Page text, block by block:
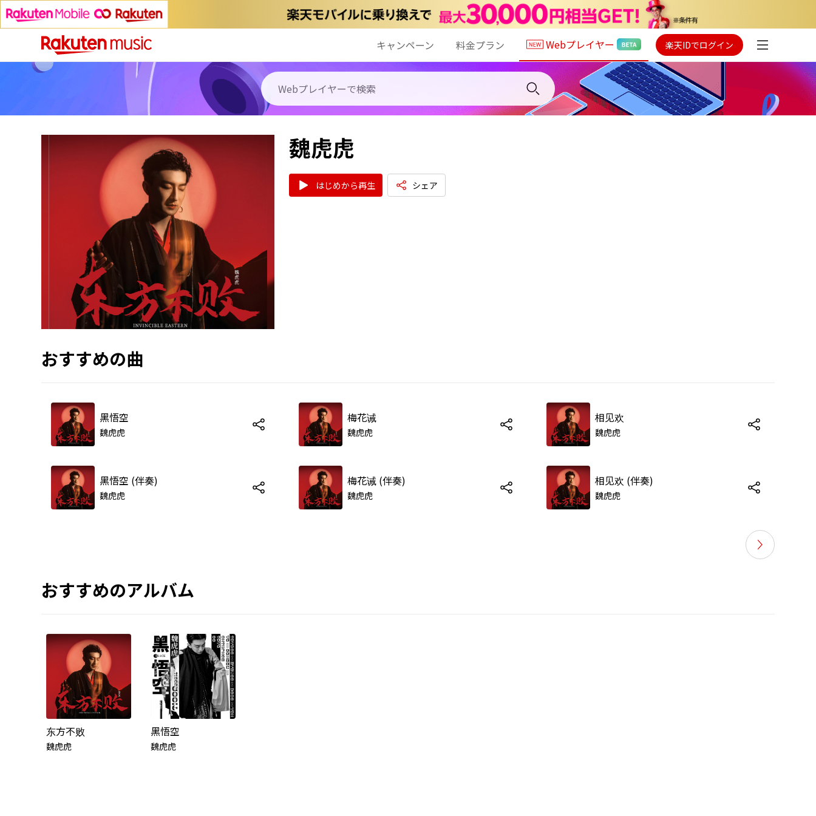
キャンペーン 料金プラン Webプレイヤー 楽天IDでログイン
魏虎虎
はじめから再生 シェア
おすすめの曲
黑悟空
魏虎虎
黑悟空 (伴奏)
魏虎虎
梅花诫
魏虎虎
梅花诫 (伴奏)
魏虎虎
相见欢
魏虎虎
相见欢 (伴奏)
魏虎虎
おすすめのアルバム
东方不败
魏虎虎
黑悟空
魏虎虎